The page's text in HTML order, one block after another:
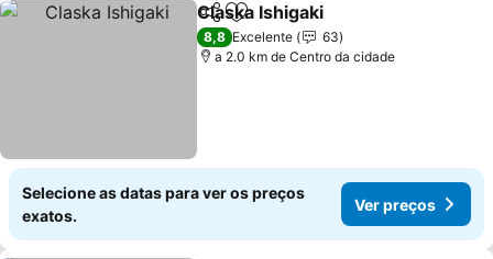
PartilharAdicionar aos favoritos
Claska Ishigaki
8,8 Excelente
63
a 2.0 km de Centro da cidade
Selecione as datas para ver os preços
exatos.
Ver preços